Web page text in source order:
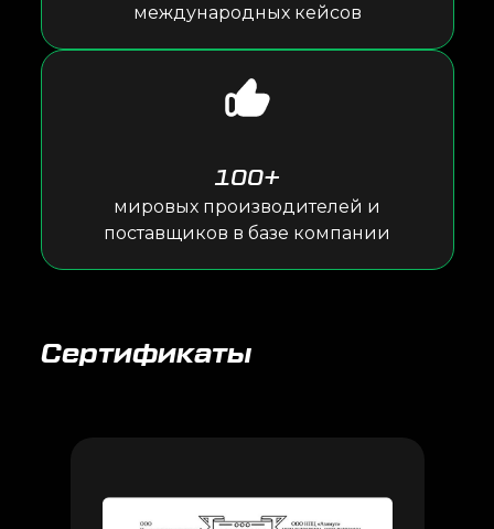
международных кейсов
100+
мировых производителей и
поставщиков в базе компании
Сертификаты